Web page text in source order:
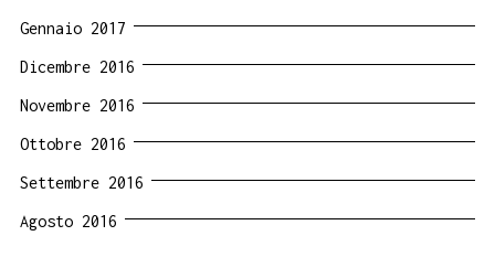
Gennaio 2017
Dicembre 2016
Novembre 2016
Ottobre 2016
Settembre 2016
Agosto 2016